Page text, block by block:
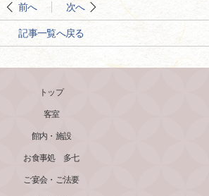
前へ 次へ
記事一覧へ戻る
トップ
客室
館内・施設
お食事処 多七
ご宴会・ご法要